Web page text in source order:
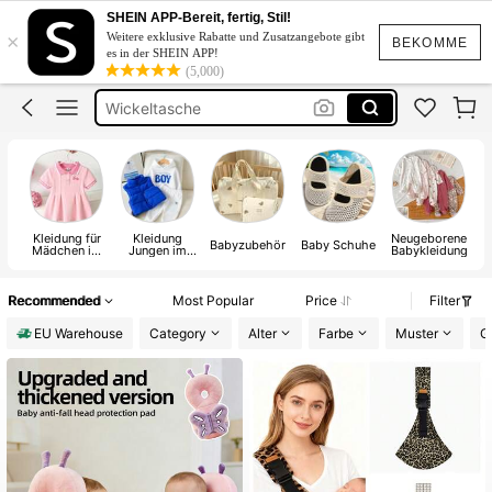
BEKOMME
×
SHEIN APP-Bereit, fertig, Stil!
Weitere exklusive Rabatte und Zusatzangebote gibt
es in der SHEIN APP!
(5,000)
Baby Mädchen
Baby Junge
Wickeltasche
Baby Shower
Baby Mädchen
Kleidung für
Mädchen im
Kleidung
Jungen im Babyzubehör Baby Schuhe Neugeborene
Babykleidung
Recommended Most Popular Price
Filter
EU Warehouse
Category Alter Farbe Muster